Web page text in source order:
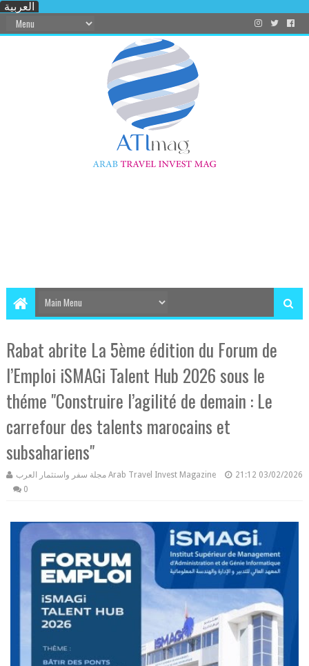
العربية
Rabat abrite La 5ème édition du Forum de
l’Emploi iSMAGi Talent Hub 2026 sous le
théme "Construire l’agilité de demain : Le
carrefour des talents marocains et
subsahariens"
مجلة سفر واستثمار العرب Arab Travel Invest Magazine 21:12 03/02/2026
0